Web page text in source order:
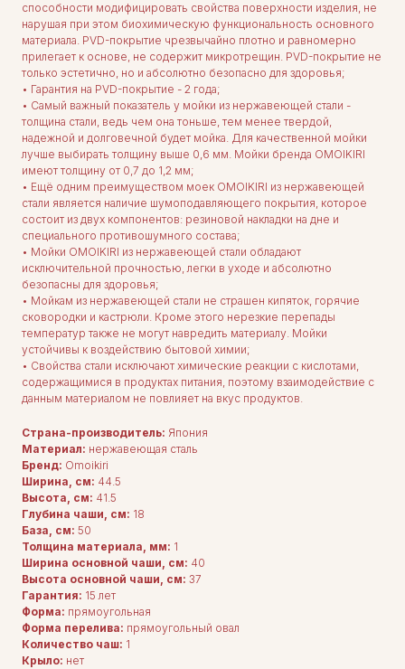
способности модифицировать свойства поверхности изделия, не
нарушая при этом биохимическую функциональность основного
материала. PVD-покрытие чрезвычайно плотно и равномерно
прилегает к основе, не содержит микротрещин. PVD-покрытие не
только эстетично, но и абсолютно безопасно для здоровья;
• Гарантия на PVD-покрытие - 2 года;
• Самый важный показатель у мойки из нержавеющей стали -
толщина стали, ведь чем она тоньше, тем менее твердой,
надежной и долговечной будет мойка. Для качественной мойки
лучше выбирать толщину выше 0,6 мм. Мойки бренда OMOIKIRI
имеют толщину от 0,7 до 1,2 мм;
• Ещё одним преимуществом моек OMOIKIRI из нержавеющей
стали является наличие шумоподавляющего покрытия, которое
состоит из двух компонентов: резиновой накладки на дне и
специального противошумного состава;
• Мойки OMOIKIRI из нержавеющей стали обладают
исключительной прочностью, легки в уходе и абсолютно
безопасны для здоровья;
• Мойкам из нержавеющей стали не страшен кипяток, горячие
сковородки и кастрюли. Кроме этого нерезкие перепады
температур также не могут навредить материалу. Мойки
устойчивы к воздействию бытовой химии;
• Свойства стали исключают химические реакции с кислотами,
содержащимися в продуктах питания, поэтому взаимодействие с
данным материалом не повлияет на вкус продуктов.
Страна-производитель: Япония
Материал: нержавеющая сталь
Бренд: Omoikiri
Ширина, см: 44.5
Высота, см: 41.5
Глубина чаши, см: 18
База, см: 50
Толщина материала, мм: 1
Ширина основной чаши, см: 40
Высота основной чаши, см: 37
Гарантия: 15 лет
Форма: прямоугольная
Форма перелива: прямоугольный овал
Количество чаш: 1
Крыло: нет